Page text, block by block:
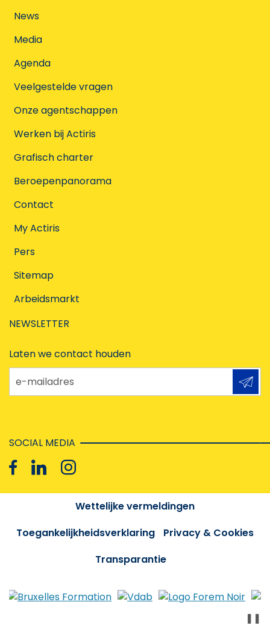
News
Media
Agenda
Veelgestelde vragen
Onze agentschappen
Werken bij Actiris
Grafisch charter
Beroepenpanorama
Contact
My Actiris
Pers
Sitemap
Arbeidsmarkt
NEWSLETTER
Laten we contact houden
e-mailadres
SOCIAL MEDIA
Wettelijke vermeldingen
Toegankelijkheidsverklaring
Privacy & Cookies
Transparantie
❚❚